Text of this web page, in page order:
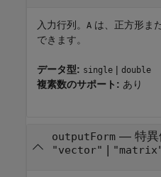
入力行列。 A は、正方形ま
できます。
データ型: single | double
複素数のサポート: あり
outputForm— 特
"vector" |